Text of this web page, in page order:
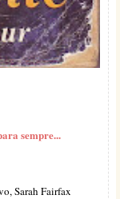
sempre...
Sarah Fairfax